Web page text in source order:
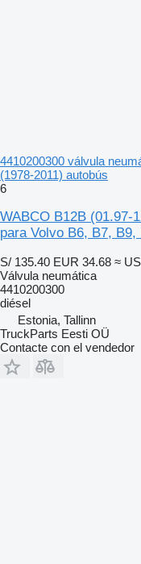
4410200300 válvula
(1978-2011) autobús
6
WABCO B12B (01.97-
para Volvo B6, B7,
S/ 135.40 EUR 34.68 ≈
Válvula neumática
4410200300
diésel
Estonia, Tallinn
TruckParts Eesti OÜ
Contacte con el vendedor